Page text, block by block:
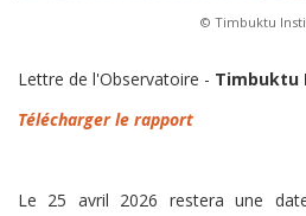
© Timbuktu
Lettre de l'Observatoire - Timbuktu
Télécharger le rapport
Le 25 avril 2026 restera une